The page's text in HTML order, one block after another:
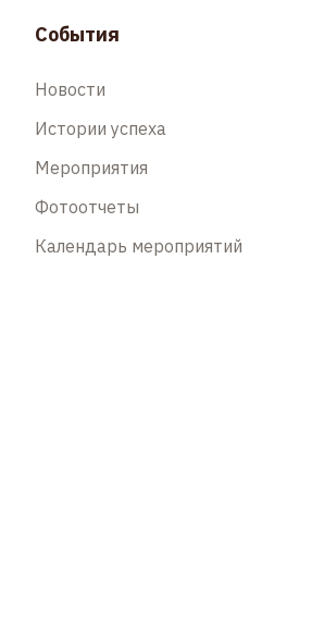
События
Новости
Истории успеха
Мероприятия
Фотоотчеты
Календарь мероприятий